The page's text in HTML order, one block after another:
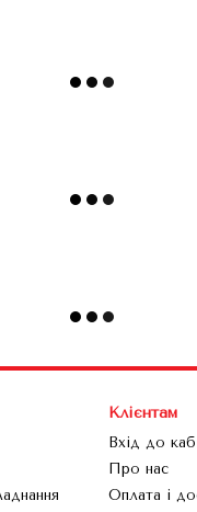
Клієнтам
Вхід до
Про нас
Оплата і